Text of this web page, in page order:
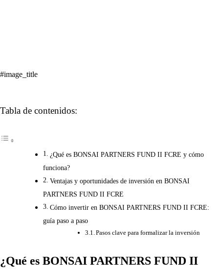
#image_title
Tabla de contenidos:
¿Qué es BONSAI PARTNERS FUND II FCRE y cómo
funciona?
Ventajas y oportunidades de inversión en BONSAI
PARTNERS FUND II FCRE
Cómo invertir en BONSAI PARTNERS FUND II FCRE:
guía paso a paso
Pasos clave para formalizar la inversión
¿Qué es BONSAI PARTNERS FUND II